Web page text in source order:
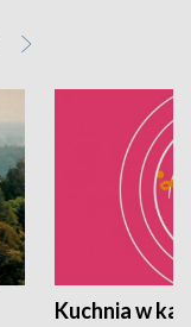
Kuchnia w